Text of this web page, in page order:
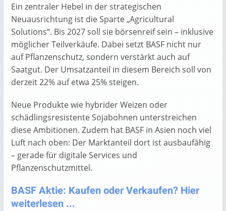
Ein zentraler Hebel in der strategischen
Neuausrichtung ist die Sparte „Agricultural
Solutions“. Bis 2027 soll sie börsenreif sein – inklusive
möglicher Teilverkäufe. Dabei setzt BASF nicht nur
auf Pflanzenschutz, sondern verstärkt auch auf
Saatgut. Der Umsatzanteil in diesem Bereich soll von
derzeit 22% auf etwa 25% steigen.
Neue Produkte wie hybrider Weizen oder
schädlingsresistente Sojabohnen unterstreichen
diese Ambitionen. Zudem hat BASF in Asien noch viel
Luft nach oben: Der Marktanteil dort ist ausbaufähig
– gerade für digitale Services und
Pflanzenschutzmittel.
BASF Aktie: Kaufen oder Verkaufen? Hier
weiterlesen ...